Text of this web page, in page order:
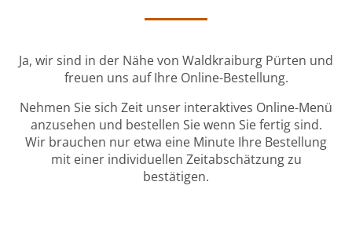
Ja, wir sind in der Nähe von Waldkraiburg Pürten und
freuen uns auf Ihre Online-Bestellung.
Nehmen Sie sich Zeit unser interaktives Online-Menü
anzusehen und bestellen Sie wenn Sie fertig sind.
Wir brauchen nur etwa eine Minute Ihre Bestellung
mit einer individuellen Zeitabschätzung zu
bestätigen.